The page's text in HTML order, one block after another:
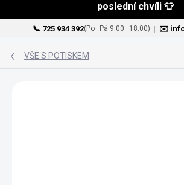
poslední chvíli 👕
📞 725 934 392(Po–Pá 9:00–18:00) | ✉️
VŠE S POTISKEM